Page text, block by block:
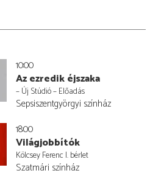
10:00
Az ezredik éjszaka
– Új Stúdió – Előadás
Sepsiszentgyörgyi színház
18:00
Világjobbítók
Kölcsey Ferenc I. bérlet
Szatmári színház